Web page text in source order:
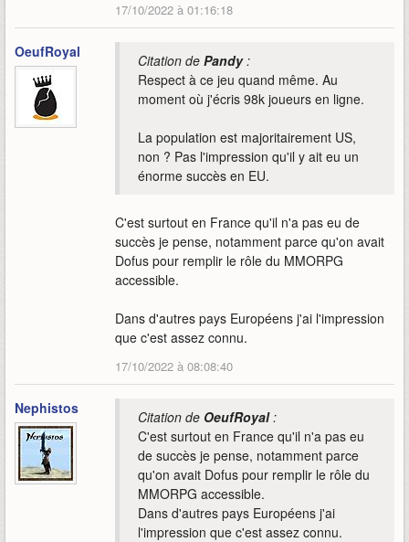
17/10/2022 à 01:16:18
OeufRoyal Citation de Pandy:
Respect à ce jeu quand même. Au
moment où j'écris 98k joueurs en ligne.
La population est majoritairement US,
non ? Pas l'impression qu'il y ait eu un
énorme succès en EU.
C'est surtout en France qu'il n'a pas eu de
succès je pense, notamment parce qu'on avait
Dofus pour remplir le rôle du MMORPG
accessible.
Dans d'autres pays Européens j'ai l'impression
que c'est assez connu.
17/10/2022 à 08:08:40
Nephistos Citation de OeufRoyal:
C'est surtout en France qu'il n'a pas eu
de succès je pense, notamment parce
qu'on avait Dofus pour remplir le rôle du
MMORPG accessible.
Dans d'autres pays Européens j'ai
l'impression que c'est assez connu.